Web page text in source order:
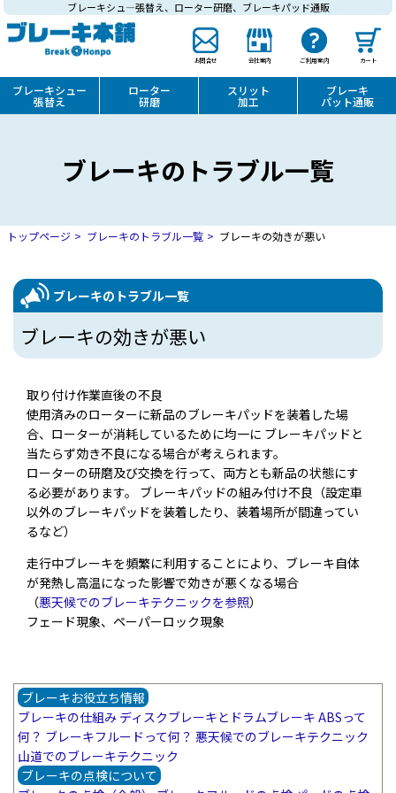
ブレーキシュ―張替え、ローター研磨、ブレーキパッド通販
お問合せ 会社案内 ご利用案内 カート
ブレーキシュー
張替え
ローター
研磨
スリット
加工
ブレーキ
パット通販
ブレーキのトラブル一覧
トップページ ブレーキのトラブル一覧 ブレーキの効きが悪い
ブレーキのトラブル一覧
ブレーキの効きが悪い
取り付け作業直後の不良
使用済みのローターに新品のブレーキパッドを装着した場
合、ローターが消耗しているために均一に ブレーキパッドと
当たらず効き不良になる場合が考えられます。
ローターの研磨及び交換を行って、両方とも新品の状態にす
る必要があります。 ブレーキパッドの組み付け不良（設定車
以外のブレーキパッドを装着したり、装着場所が間違ってい
るなど）
走行中ブレーキを頻繁に利用することにより、ブレーキ自体
が発熱し高温になった影響で効きが悪くなる場合
（悪天候でのブレーキテクニックを参照）
フェード現象、ペーパーロック現象
ブレーキお役立ち情報
ブレーキの仕組み ディスクブレーキとドラムブレーキ ABSって
何？ ブレーキフルードって何？ 悪天候でのブレーキテクニック
山道でのブレーキテクニック
ブレーキの点検について